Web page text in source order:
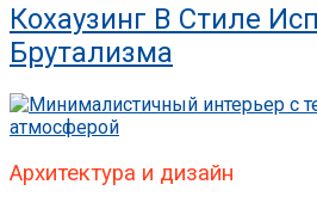
Кохаузинг В Стиле
Брутализма
Архитектура и дизайн